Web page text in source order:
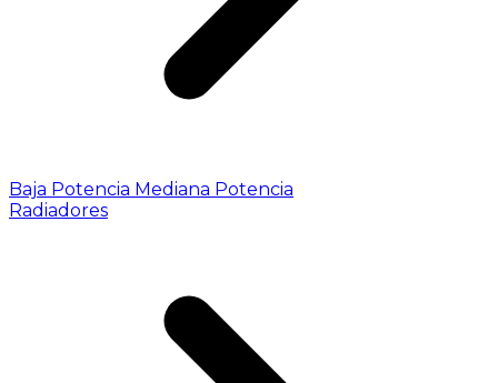
Baja Potencia Mediana Potencia
Radiadores